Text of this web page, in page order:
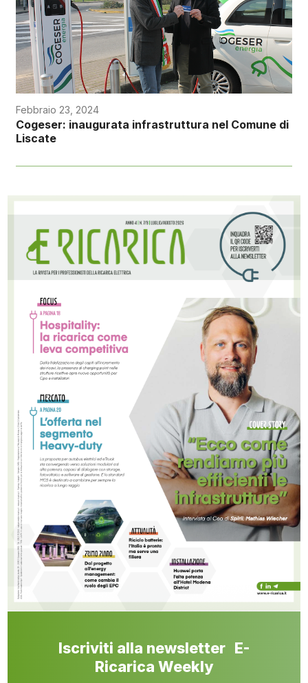
Febbraio 23, 2024
Cogeser: inaugurata infrastruttura nel Comune di
Liscate
Iscriviti alla newsletter E-
Ricarica Weekly